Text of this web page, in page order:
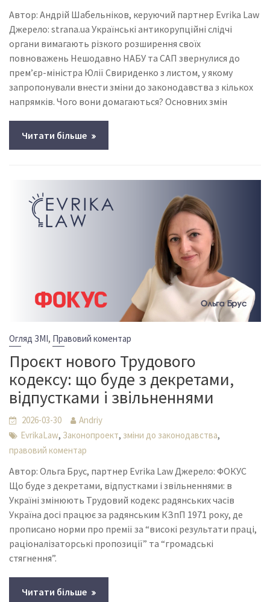
Автор: Андрій Шабельніков, керуючий партнер Evrika Law
Джерело: strana.ua Українські антикорупційні слідчі
органи вимагають різкого розширення своїх
повноважень Нешодавно НАБУ та САП звернулися до
прем’єр-міністра Юлії Свириденко з листом, у якому
запропонували внести зміни до законодавства з кількох
напрямків. Чого вони домагаються? Основних змін
Читати більше
Огляд ЗМІ, Правовий коментар
Проєкт нового Трудового
кодексу: що буде з декретами,
відпустками і звільненнями
2026-03-30
Andriy
EvrikaLaw, Законопроект, зміни до законодавства,
правовий коментар
Автор: Ольга Брус, партнер Evrika Law Джерело: ФОКУС
Що буде з декретами, відпустками і звільненнями: в
Україні змінюють Трудовий кодекс радянських часів
Україна досі працює за радянським КЗпП 1971 року, де
прописано норми про премії за “високі результати праці,
раціоналізаторські пропозиції” та “громадські
стягнення”.
Читати більше